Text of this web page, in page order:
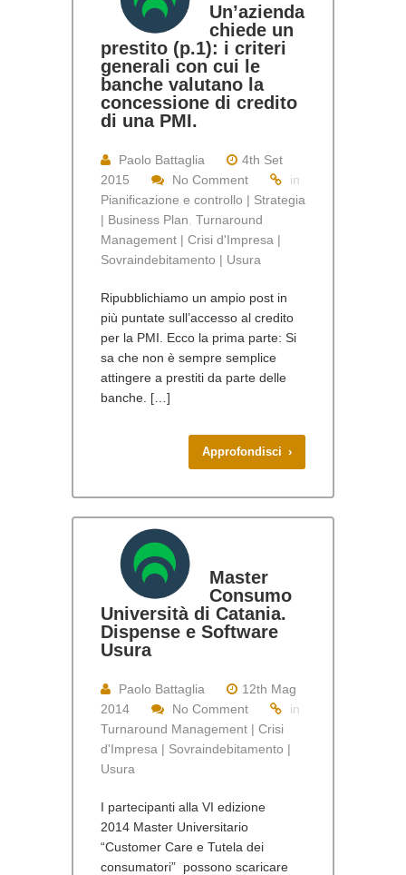
Un’azienda
chiede un
prestito (p.1): i criteri
generali con cui le
banche valutano la
concessione di credito
di una PMI.
Paolo Battaglia
4th Set
2015
No Comment
in
Pianificazione e controllo | Strategia
| Business Plan Turnaround
Management | Crisi d'Impresa |
Sovraindebitamento | Usura
Ripubblichiamo un ampio post in
più puntate sull’accesso al credito
per la PMI. Ecco la prima parte: Si
sa che non è sempre semplice
attingere a prestiti da parte delle
banche. […]
Approfondisci ›
Master
Consumo
Università di Catania.
Dispense e Software
Usura
Paolo Battaglia
12th Mag
2014
No Comment
in
Turnaround Management | Crisi
d'Impresa | Sovraindebitamento |
Usura
I partecipanti alla VI edizione
2014 Master Universitario
“Customer Care e Tutela dei
consumatori” possono scaricare